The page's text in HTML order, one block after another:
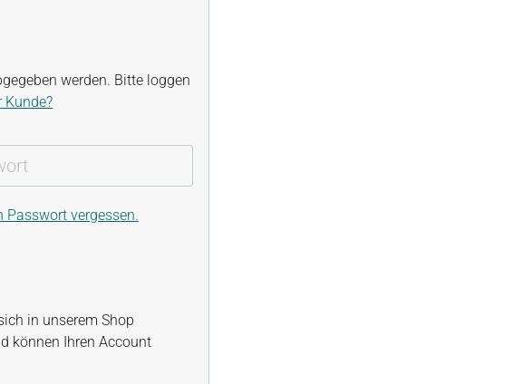
werden. Bitte loggen
Kunde?
Passwort vergessen.
in unserem Shop
können Ihren Account